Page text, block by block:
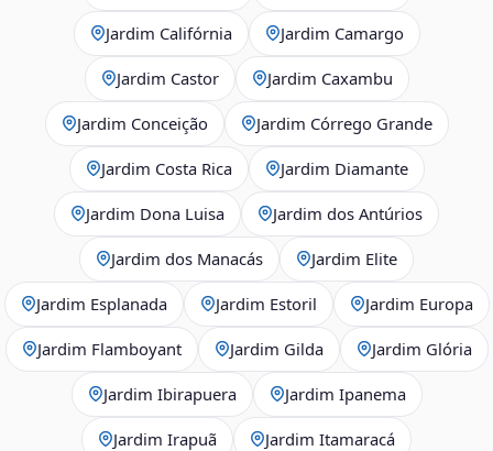
Jardim Califórnia Jardim Camargo
Jardim Castor Jardim Caxambu
Jardim Conceição Jardim Córrego Grande
Jardim Costa Rica Jardim Diamante
Jardim Dona Luisa Jardim dos Antúrios
Jardim dos Manacás Jardim Elite
Jardim Esplanada Jardim Estoril Jardim Europa
Jardim Flamboyant Jardim Gilda Jardim Glória
Jardim Ibirapuera Jardim Ipanema
Jardim Irapuã Jardim Itamaracá